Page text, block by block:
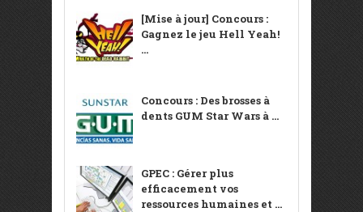
[Mise à jour] Concours :
Gagnez le jeu Hell Yeah!
...
Concours : Des brosses à
dents GUM Star Wars à ...
GPEC : Gérer plus
efficacement vos
ressources humaines et ...